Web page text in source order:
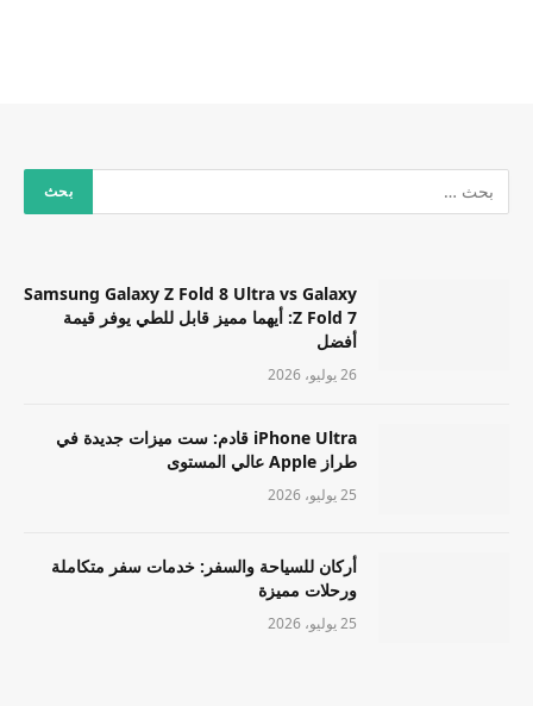
Samsung Galaxy Z Fold 8 Ultra vs Galaxy
Z Fold 7: أيهما مميز قابل للطي يوفر قيمة
أفضل
26 يوليو، 2026
iPhone Ultra قادم: ست ميزات جديدة في
طراز Apple عالي المستوى
25 يوليو، 2026
أركان للسياحة والسفر: خدمات سفر متكاملة
ورحلات مميزة
25 يوليو، 2026